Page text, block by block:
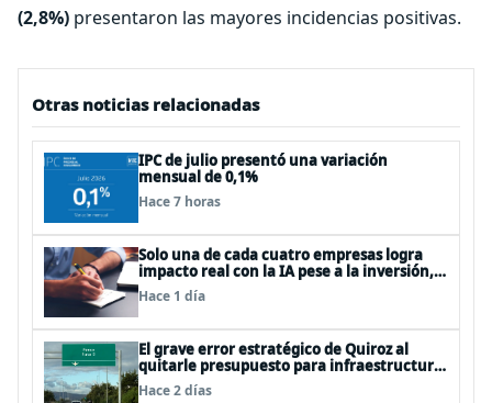
(2,8%) presentaron las mayores incidencias positivas.
Otras noticias relacionadas
IPC de julio presentó una variación
mensual de 0,1%
Hace 7 horas
Solo una de cada cuatro empresas logra
impacto real con la IA pese a la inversión,
según el Foro Económico Mundial
Hace 1 día
El grave error estratégico de Quiroz al
quitarle presupuesto para infraestructura
vial del Biobío
Hace 2 días